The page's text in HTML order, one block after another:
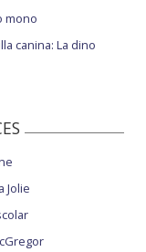
mono
canina: La dino
Jolie